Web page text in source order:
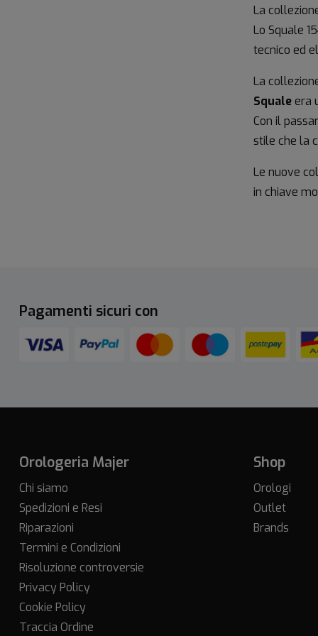
La
Lo Squale
tecnico ed
La
Squaleera
Con il
stile che la
Le nuove
in chiave
Pagamenti sicuri con
Orologeria Majer
Chi siamo
Spedizioni e Resi
Riparazioni
Termini e Condizioni
Risoluzione controversie
Privacy Policy
Cookie Policy
Traccia Ordine
Shop
Orologi
Outlet
Brands